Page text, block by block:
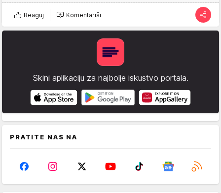
Reaguj Komentariši
Skini aplikaciju za najbolje iskustvo portala.
PRATITE NAS NA